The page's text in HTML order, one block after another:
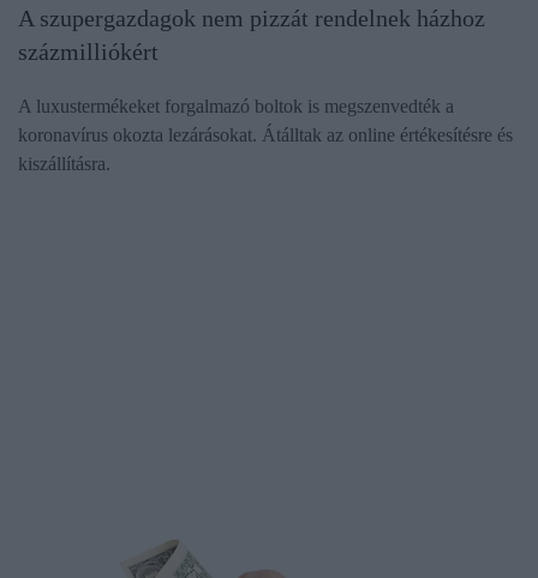
A szupergazdagok nem pizzát rendelnek házhoz
százmilliókért
A luxustermékeket forgalmazó boltok is megszenvedték a
koronavírus okozta lezárásokat. Átálltak az online értékesítésre és
kiszállításra.